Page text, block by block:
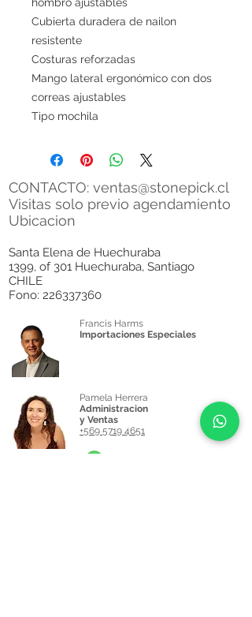
Cubierta duradera de nailon
resistente
Costuras reforzadas
Mango lateral ergonómico con dos
correas ajustables
Tipo mochila
CONTACTO: ventas@stonepick.cl
Visitas solo previo agendamiento
Ubicacion
Santa Elena de Huechuraba
1399, of 301 Huechuraba, Santiago
CHILE
Fono: 226337360
Francis Harms
Importaciones Especiales
Pamela Herrera
Administracion
y Ventas
+569 5719 4651